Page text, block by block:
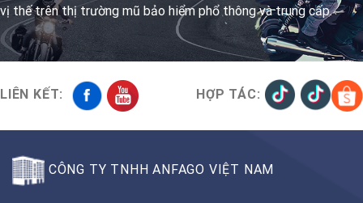
vị thế trên thị trường mũ bảo hiểm phổ thông và trung cấp.
LIÊN KẾT: HỢP TÁC:
CÔNG TY TNHH ANFAGO VIỆT NAM